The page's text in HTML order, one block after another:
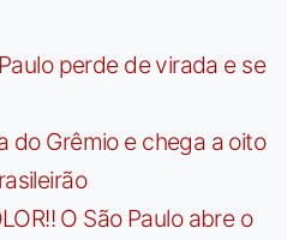
perde de virada e se
do Grêmio e chega a oito
O São Paulo abre o